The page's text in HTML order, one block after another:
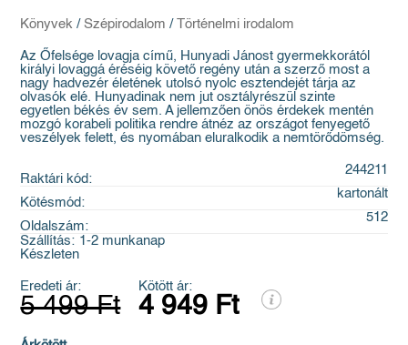
Könyvek / Szépirodalom / Történelmi irodalom
Az Őfelsége lovagja című, Hunyadi Jánost gyermekkorától
királyi lovaggá éréséig követő regény után a szerző most a
nagy hadvezér életének utolsó nyolc esztendejét tárja az
olvasók elé. Hunyadinak nem jut osztályrészül szinte
egyetlen békés év sem. A jellemzően önös érdekek mentén
mozgó korabeli politika rendre átnéz az országot fenyegető
veszélyek felett, és nyomában eluralkodik a nemtörődömség.
Raktári kód:
244211
Kötésmód:
kartonált
Oldalszám:
512
Szállítás: 1-2 munkanap
Készleten
Eredeti ár:
5 499 Ft
Kötött ár:
4 949 Ft